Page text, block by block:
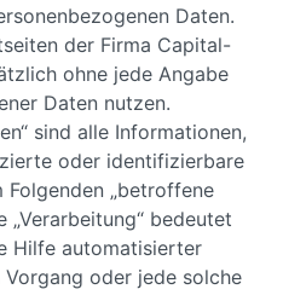
Daten.
der Firma Capital-
ohne jede Angabe
Daten nutzen.
sind alle Informationen,
oder identifizierbare
Folgenden „betroffene
„Verarbeitung“ bedeutet
Hilfe automatisierter
oder jede solche